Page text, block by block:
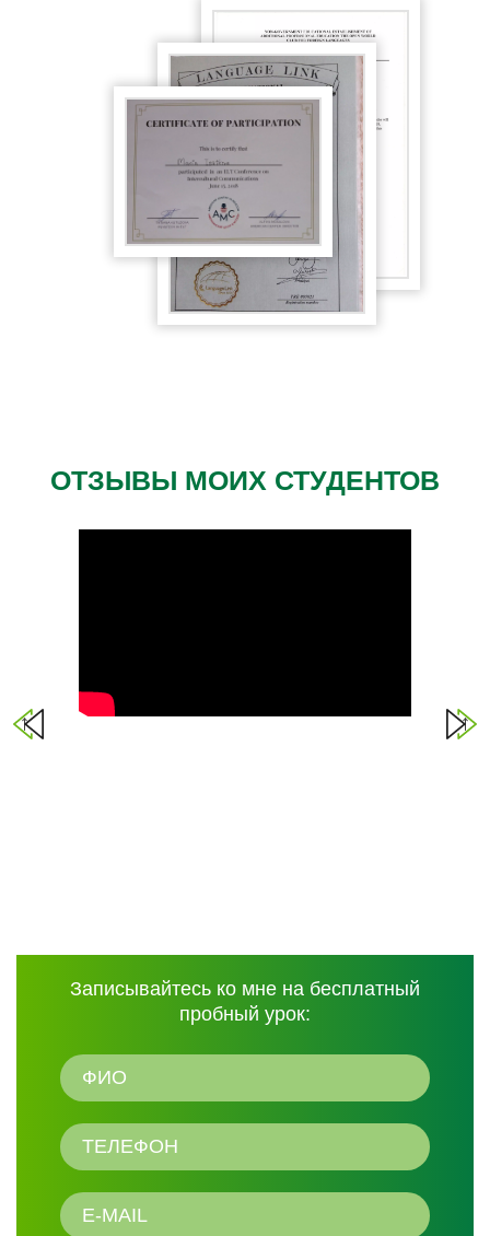
ОТЗЫВЫ МОИХ СТУДЕНТОВ
Записывайтесь ко мне на бесплатный
пробный урок: